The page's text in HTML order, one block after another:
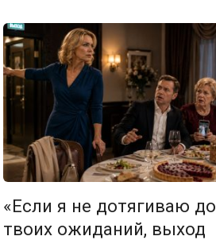
«Если я не дотягиваю до
твоих ожиданий, выход